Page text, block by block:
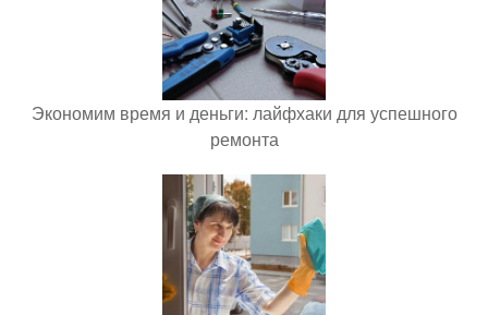
Экономим время и деньги: лайфхаки для успешного
ремонта